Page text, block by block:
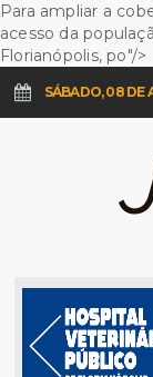
Para ampliar a
acesso da
Florianópolis, po"/>
SÁBADO, 08 DE